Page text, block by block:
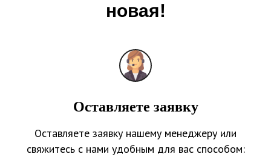
новая!
Оставляете заявку
Оставляете заявку нашему менеджеру или
свяжитесь с нами удобным для вас способом: